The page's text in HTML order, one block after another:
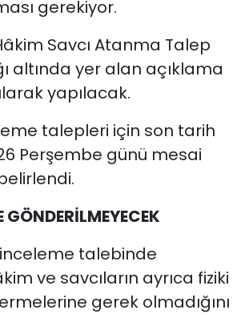
gerekiyor.
Savcı Atanma Talep
altında yer alan açıklama
yapılacak.
talepleri için son tarih
Perşembe günü mesai
GÖNDERİLMEYECEK
inceleme talebinde
ve savcıların ayrıca fiziki
gerek olmadığını